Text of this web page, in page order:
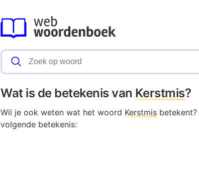
Wat is de betekenis van Kerstmis?
Wil je ook weten wat het woord Kerstmis
volgende betekenis: